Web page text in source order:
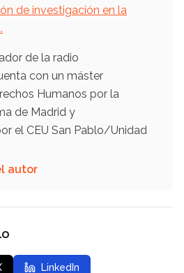
de investigación en la
de la radio
con un máster
Humanos por la
de Madrid y
el CEU San Pablo/Unidad
autor
LinkedIn